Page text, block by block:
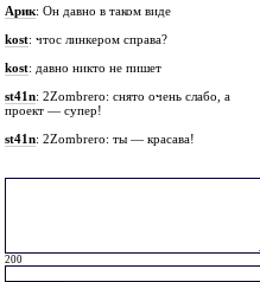
Арик: Он давно в таком виде
kost: чтос линкером справа?
kost: давно никто не пишет
st41n: 2Zombrero: снято очень слабо, а
проект — супер!
st41n: 2Zombrero: ты — красава!
200